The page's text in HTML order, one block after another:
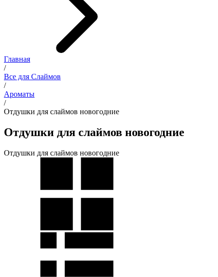
Главная
/
Все для Слаймов
/
Ароматы
/
Отдушки для слаймов новогодние
Отдушки для слаймов новогодние
Отдушки для слаймов новогодние